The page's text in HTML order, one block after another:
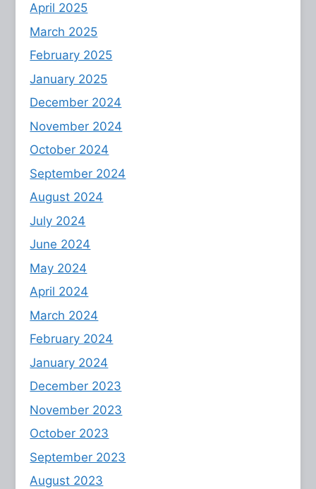
April 2025
March 2025
February 2025
January 2025
December 2024
November 2024
October 2024
September 2024
August 2024
July 2024
June 2024
May 2024
April 2024
March 2024
February 2024
January 2024
December 2023
November 2023
October 2023
September 2023
August 2023